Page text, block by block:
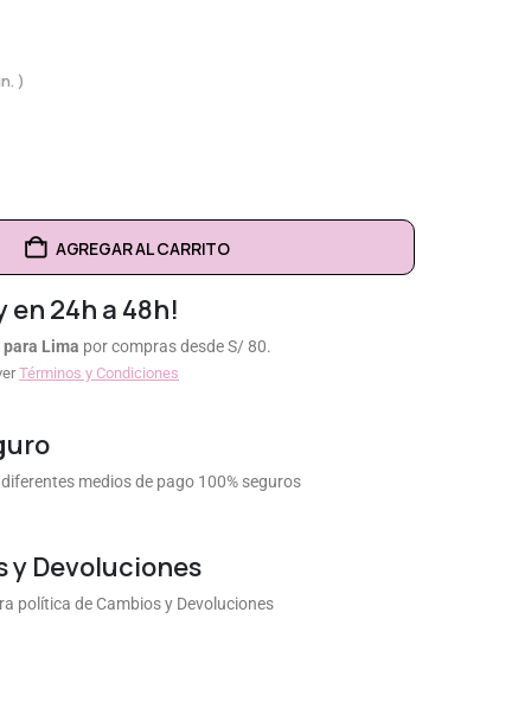
)
AGREGAR AL CARRITO
en 24h a 48h!
para Lima por compras desde S/ 80.
Términos y Condiciones
medios de pago 100% seguros
y Devoluciones
política de Cambios y Devoluciones